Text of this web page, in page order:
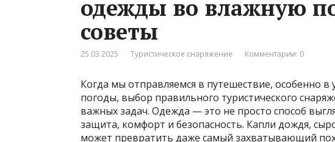
одежды во влажную
советы
25.03.2025 Туристическое снаряжение Комментарии: 0
Когда мы отправляемся в путешествие, особенно в
погоды, выбор правильного туристического
важных задач. Одежда — это не просто способ
защита, комфорт и безопасность. Капли дождя,
может превратить даже самый захватывающий